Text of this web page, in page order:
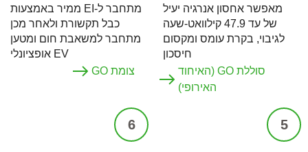
מאפשר אחסון אנרגיה יעיל
של עד 47.9 קילוואט-שעה
לגיבוי, בקרת עומס ומקסום
חיסכון
סוללת GO (האיחוד
האירופי)
מתחבר ל-EI ממיר באמצעות
כבל תקשורת ולאחר מכן
מתחבר למשאבת חום ומטען
EV אופציונלי
צומת GO
5
6